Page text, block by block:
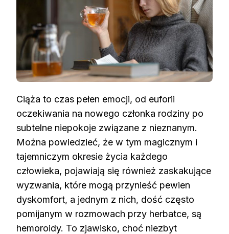
Ciąża to czas pełen emocji, od euforii
oczekiwania na nowego członka rodziny po
subtelne niepokoje związane z nieznanym.
Można powiedzieć, że w tym magicznym i
tajemniczym okresie życia każdego
człowieka, pojawiają się również zaskakujące
wyzwania, które mogą przynieść pewien
dyskomfort, a jednym z nich, dość często
pomijanym w rozmowach przy herbatce, są
hemoroidy. To zjawisko, choć niezbyt